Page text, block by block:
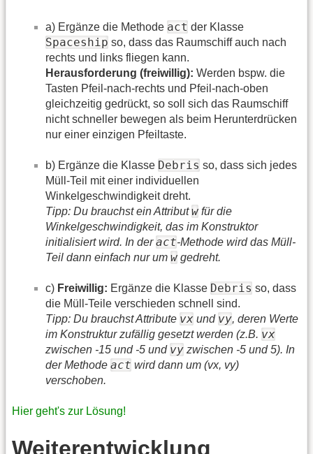
a) Ergänze die Methode act der Klasse
Spaceship so, dass das Raumschiff auch nach
rechts und links fliegen kann.
Herausforderung (freiwillig): Werden bspw. die
Tasten Pfeil-nach-rechts und Pfeil-nach-oben
gleichzeitig gedrückt, so soll sich das Raumschiff
nicht schneller bewegen als beim Herunterdrücken
nur einer einzigen Pfeiltaste.
b) Ergänze die Klasse Debris so, dass sich jedes
Müll-Teil mit einer individuellen
Winkelgeschwindigkeit dreht.
Tipp: Du brauchst ein Attributw für die
Winkelgeschwindigkeit, das im Konstruktor
initialisiert wird. In deract-Methode wird das Müll-
Teil dann einfach nur um w gedreht.
c) Freiwillig: Ergänze die Klasse Debris so, dass
die Müll-Teile verschieden schnell sind.
Tipp: Du brauchst Attribute vx und vy, deren Werte
im Konstruktur zufällig gesetzt werden (z.B. vx
zwischen -15 und -5 und vy zwischen -5 und 5). In
der Methode act wird dann um (vx, vy)
verschoben.
Hier geht's zur Lösung!
Weiterentwicklung